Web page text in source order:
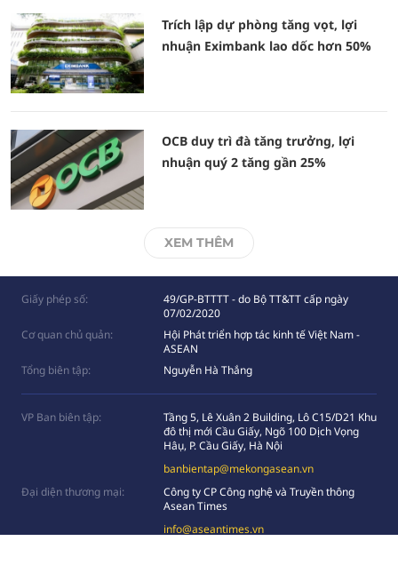
Trích lập dự phòng tăng vọt, lợi
nhuận Eximbank lao dốc hơn 50%
OCB duy trì đà tăng trưởng, lợi
nhuận quý 2 tăng gần 25%
XEM THÊM
Giấy phép số:
49/GP-BTTTT - do Bộ TT&TT cấp ngày
07/02/2020
Cơ quan chủ quản:
Hội Phát triển hợp tác kinh tế Việt Nam -
ASEAN
Tổng biên tập:
Nguyễn Hà Thắng
VP Ban biên tập:
Tầng 5, Lê Xuân 2 Building, Lô C15/D21 Khu
đô thị mới Cầu Giấy, Ngõ 100 Dịch Vọng
Hâụ, P. Cầu Giấy, Hà Nội
banbientap@mekongasean.vn
Đại diện thương mại:
Công ty CP Công nghệ và Truyền thông
Asean Times
info@aseantimes.vn